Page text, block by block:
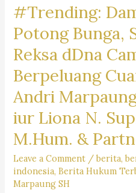
Mahal
Kantor
Hukum
Dr.
Iur
Liona
N.
Supriatna.,
S.H.,
M.Hum.
–
#Trending:
Potong Bunga,
Reksa dDna
Berpeluang
Andri
iur Liona N.
M.Hum. &
Leave a Comment /berita,
indonesia,Berita Hukum
Marpaung SH